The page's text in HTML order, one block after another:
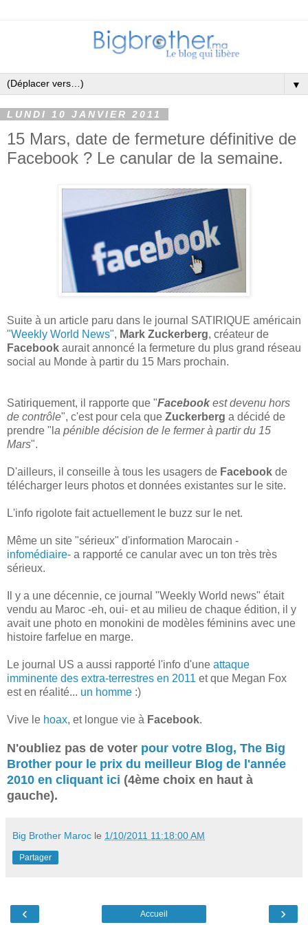
▼
LUNDI 10 JANVIER 2011
15 Mars, date de fermeture définitive de
Facebook ? Le canular de la semaine.
Suite à un article paru dans le journal SATIRIQUE américain
"Weekly World News", Mark Zuckerberg, créateur de
Facebook aurait annoncé la fermeture du plus grand réseau
social au Monde à partir du 15 Mars prochain.
Satiriquement, il rapporte que "Facebook est devenu hors
de contrôle", c'est pour cela que Zuckerberg a décidé de
prendre "l a pénible décision de le fermer à partir du 15
Mars".
D'ailleurs, il conseille à tous les usagers de Facebook de
télécharger leurs photos et données existantes sur le site.
L'info rigolote fait actuellement le buzz sur le net.
Même un site "sérieux" d'information Marocain -
infomédiaire- a rapporté ce canular avec un ton très très
sérieux.
Il y a une décennie, ce journal "Weekly World news" était
vendu au Maroc -eh, oui- et au milieu de chaque édition, il y
avait une photo en monokini de modèles féminins avec une
histoire farfelue en marge.
Le journal US a aussi rapporté l'info d'une attaque
imminente des extra-terrestres en 2011 et que Megan Fox
est en réalité... un homme :)
Vive le hoax, et longue vie à Facebook.
N'oubliez pas de voter pour votre Blog, The Big
Brother pour le prix du meilleur Blog de l'année
2010 en cliquant ici (4ème choix en haut à
gauche).
Big Brother Maroc le 1/10/2011 11:18:00 AM
Partager
‹ ›
Accueil